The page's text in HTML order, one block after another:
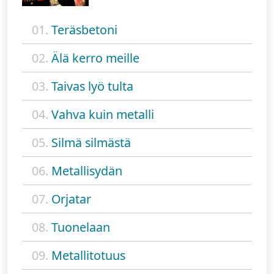
01. Teräsbetoni
02. Älä kerro meille
03. Taivas lyö tulta
04. Vahva kuin metalli
05. Silmä silmästä
06. Metallisydän
07. Orjatar
08. Tuonelaan
09. Metallitotuus